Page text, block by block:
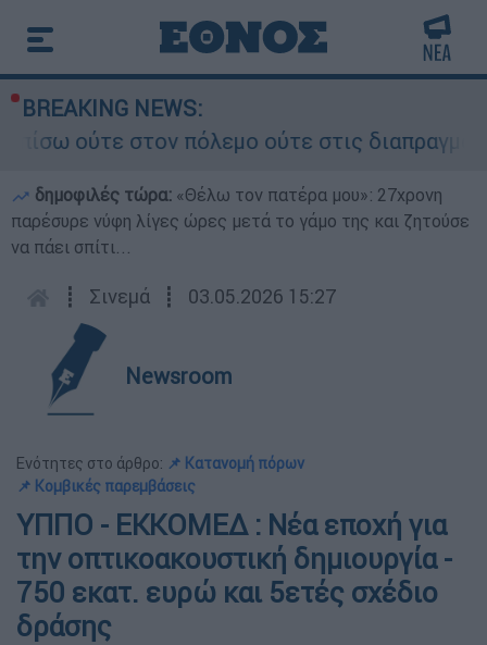
BREAKING NEWS:
στον πόλεμο ούτε στις
δημοφιλές τώρα: «Θέλω τον πατέρα μου»: 27χρονη
παρέσυρε νύφη λίγες ώρες μετά το γάμο της και ζητούσε
να πάει σπίτι...
┋ Σινεμά ┋ 03.05.2026 15:27
Newsroom
Ενότητες στο άρθρο: 📌 Κατανομή πόρων
📌 Κομβικές παρεμβάσεις
ΥΠΠΟ - ΕΚΚΟΜΕΔ : Νέα εποχή για
την οπτικοακουστική δημιουργία -
750 εκατ. ευρώ και 5ετές σχέδιο
δράσης